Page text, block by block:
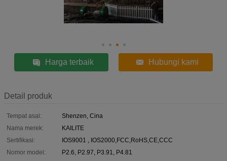
Harga terbaik Hubungi kami
Detail produk
Tempat asal:
Shenzen, Cina
Nama merek:
KAILITE
Sertifikasi:
IOS9001 , IOS2000,FCC,RoHS,CE,CCC
Nomor model:
P2.6, P2.97, P3.91, P4.81